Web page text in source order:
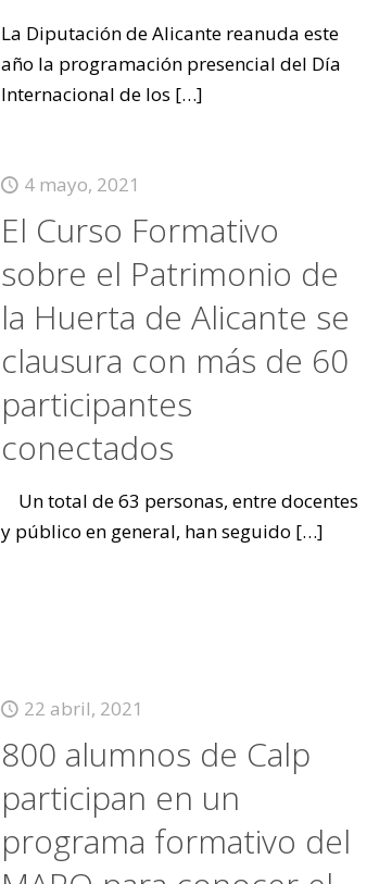
La Diputación de Alicante reanuda este
año la programación presencial del Día
Internacional de los […]
4 mayo, 2021
El Curso Formativo
sobre el Patrimonio de
la Huerta de Alicante se
clausura con más de 60
participantes
conectados
Un total de 63 personas, entre docentes
y público en general, han seguido […]
22 abril, 2021
800 alumnos de Calp
participan en un
programa formativo del